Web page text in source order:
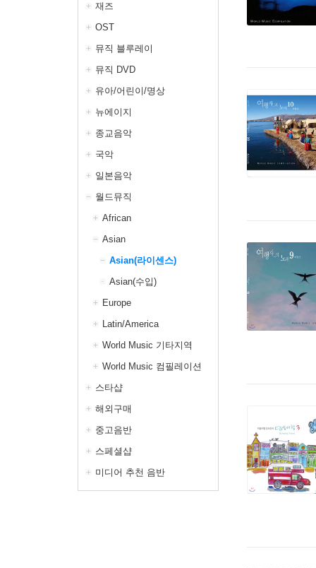
재즈
OST
뮤직 블루레이
뮤직 DVD
유아/어린이/명상
뉴에이지
종교음악
국악
일본음악
월드뮤직
African
Asian
Asian(라이센스)
Asian(수입)
Europe
Latin/America
World Music 기타지역
World Music 컴필레이션
스타샵
해외구매
중고음반
스페셜샵
미디어 추천 음반